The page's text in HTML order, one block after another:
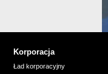
Korporacja
Ład korporacyjny